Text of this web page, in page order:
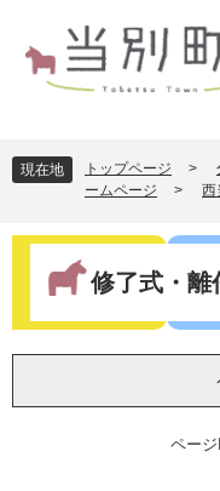
でば
本
現在地 トップページ >
ームページ
> 西
修了式・離
ペー